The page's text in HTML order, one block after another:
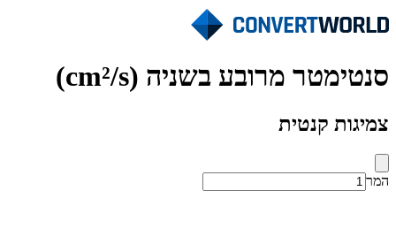
סנטימטר מרובע בשניה (cm²/s)
צמיגות קנטית
המר